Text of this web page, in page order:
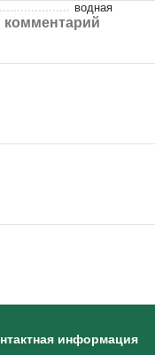
водная
информация